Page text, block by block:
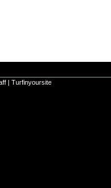
| Turfinyoursite